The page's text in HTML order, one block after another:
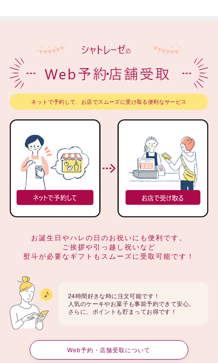
ネットで予約して、お店でスムーズに受け取る便利なサービス
お誕生日やハレの日のお祝いにも便利です。
ご挨拶や引っ越し祝いなど
熨斗が必要なギフトもスムーズに受取可能です！
24時間好きな時に注文可能です！
人気のケーキやお菓子も事前予約できて安心。
さらに、ポイントも貯まってお得です！
Web予約・店舗受取について